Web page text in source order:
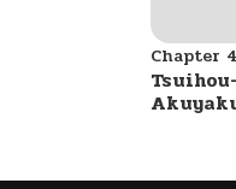
ตอนที่ 5
Chapter